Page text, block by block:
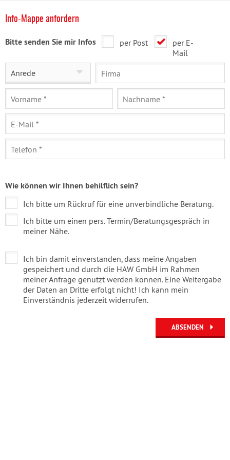
Info-Mappe anfordern
Bitte senden Sie mir Infos per Post
per E-
Mail
Anrede
Wie können wir Ihnen behilflich sein?
Ich bitte um Rückruf für eine unverbindliche Beratung.
Ich bitte um einen pers. Termin/Beratungsgespräch in
meiner Nähe.
Ich bin damit einverstanden, dass meine Angaben
gespeichert und durch die HAW GmbH im Rahmen
meiner Anfrage genutzt werden können. Eine Weitergabe
der Daten an Dritte erfolgt nicht! Ich kann mein
Einverständnis jederzeit widerrufen.
ABSENDEN